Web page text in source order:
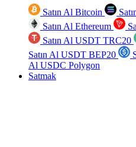
Satın Al Bitcoin
Satın Al Ethereum
Satın Al USDT TRC20
Satın Al USDT BEP20
Al USDC Polygon
Satmak